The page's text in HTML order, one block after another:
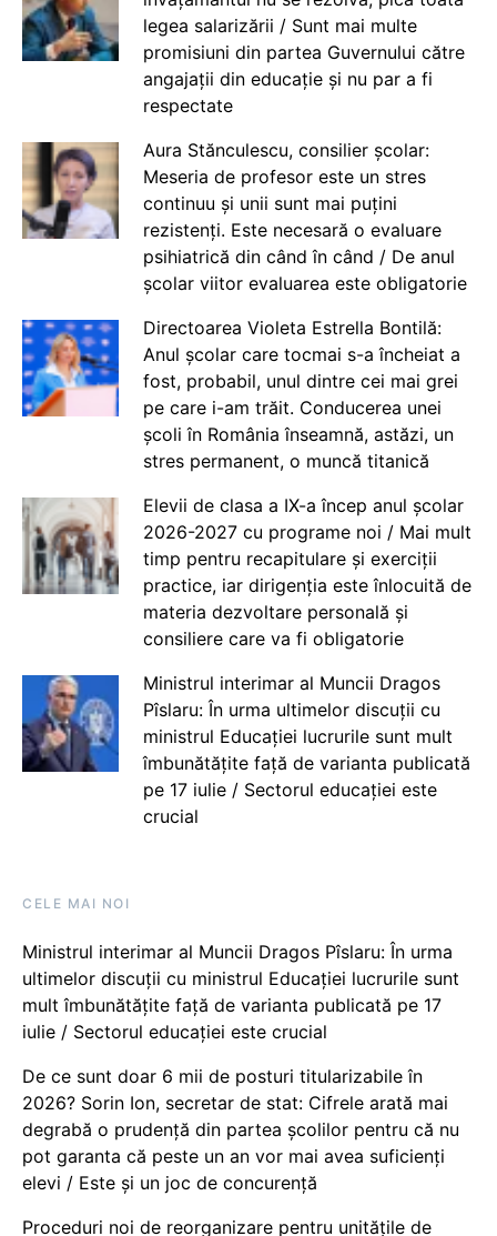
legea salarizării / Sunt mai multe
promisiuni din partea Guvernului către
angajații din educație și nu par a fi
respectate
Aura Stănculescu, consilier școlar:
Meseria de profesor este un stres
continuu și unii sunt mai puțini
rezistenți. Este necesară o evaluare
psihiatrică din când în când / De anul
școlar viitor evaluarea este obligatorie
Directoarea Violeta Estrella Bontilă:
Anul școlar care tocmai s-a încheiat a
fost, probabil, unul dintre cei mai grei
pe care i-am trăit. Conducerea unei
școli în România înseamnă, astăzi, un
stres permanent, o muncă titanică
Elevii de clasa a IX-a încep anul școlar
2026-2027 cu programe noi / Mai mult
timp pentru recapitulare și exerciții
practice, iar dirigenția este înlocuită de
materia dezvoltare personală și
consiliere care va fi obligatorie
Ministrul interimar al Muncii Dragos
Pîslaru: În urma ultimelor discuții cu
ministrul Educației lucrurile sunt mult
îmbunătățite față de varianta publicată
pe 17 iulie / Sectorul educației este
crucial
CELE MAI NOI
Ministrul interimar al Muncii Dragos Pîslaru: În urma
ultimelor discuții cu ministrul Educației lucrurile sunt
mult îmbunătățite față de varianta publicată pe 17
iulie / Sectorul educației este crucial
De ce sunt doar 6 mii de posturi titularizabile în
2026? Sorin Ion, secretar de stat: Cifrele arată mai
degrabă o prudență din partea școlilor pentru că nu
pot garanta că peste un an vor mai avea suficienți
elevi / Este și un joc de concurență
Proceduri noi de reorganizare pentru unitățile de